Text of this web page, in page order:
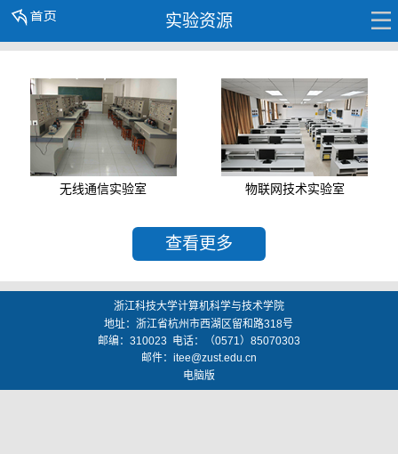
实验资源
无线通信实验室 物联网技术实验室
查看更多
浙江科技大学计算机科学与技术学院
地址：浙江省杭州市西湖区留和路318号
邮编： 310023 电话：（0571）85070303
邮件： itee@zust.edu.cn
电脑版